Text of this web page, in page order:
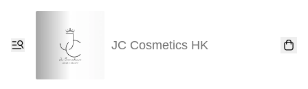
JC Cosmetics HK